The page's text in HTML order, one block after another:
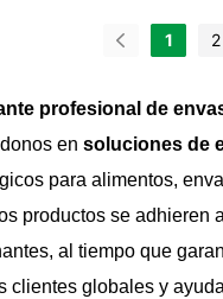
y es la
un
dulces
1 2
profesional de
en soluciones de
para alimentos,
productos se
al tiempo que
clientes globales y